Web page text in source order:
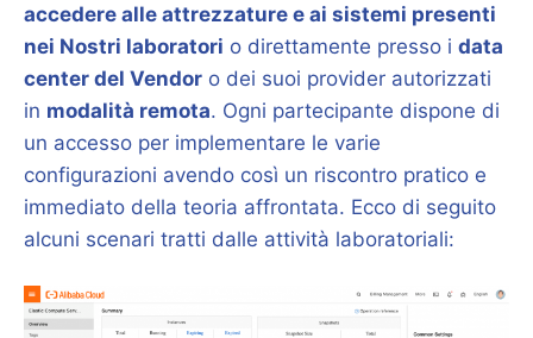
accedere alle attrezzature e ai sistemi presenti
nei Nostri laboratori o direttamente presso i data
center del Vendor o dei suoi provider autorizzati
in modalità remota. Ogni partecipante dispone di
un accesso per implementare le varie
configurazioni avendo così un riscontro pratico e
immediato della teoria affrontata. Ecco di seguito
alcuni scenari tratti dalle attività laboratoriali: